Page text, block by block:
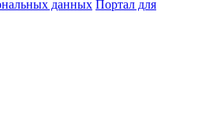
данных Портал для